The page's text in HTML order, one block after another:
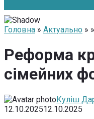
Головна » Актуально »
Реформа
сімейних
Куліш
12.10.202512.10.2025